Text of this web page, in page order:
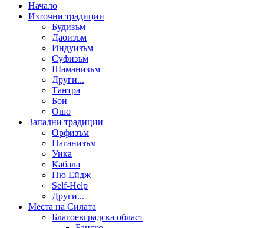
Начало
Източни традиции
Будизъм
Даоизъм
Индуизъм
Суфизъм
Шаманизъм
Други...
Тантра
Бон
Ошо
Западни традиции
Орфизъм
Паганизъм
Уика
Кабала
Ню Ейдж
Self-Help
Други...
Места на Силата
Благоевградска област